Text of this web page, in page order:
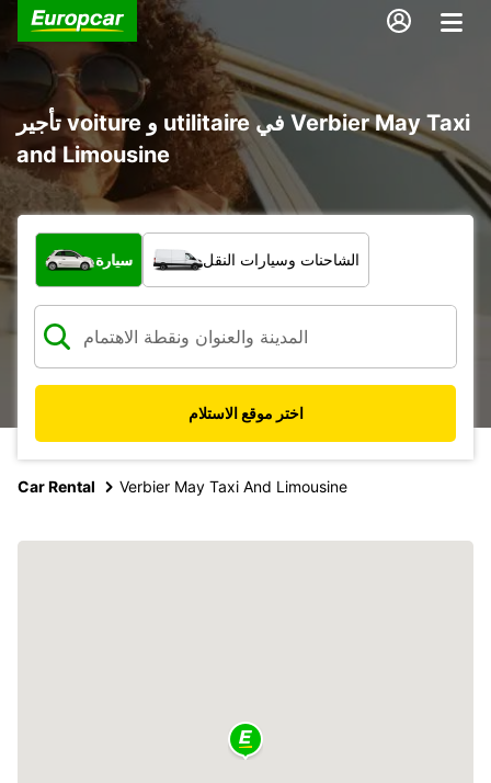
تأجير voiture و utilitaire في Verbier May Taxi
and Limousine
ما نوع المركبة؟
سيارة الشاحنات وسيارات النقل
اختر موقع الاستلام
Car Rental Verbier May Taxi And Limousine